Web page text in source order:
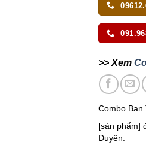
>> Xem
Combo Ban
[sản phẩm]
Duyên.